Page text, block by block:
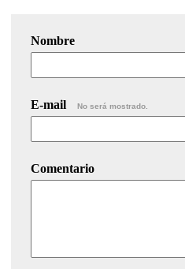
Nombre
E-mail No será mostrado.
Comentario